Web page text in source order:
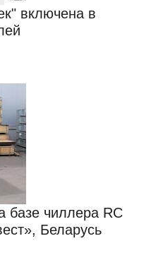
включена в
базе чиллера RC
Беларусь